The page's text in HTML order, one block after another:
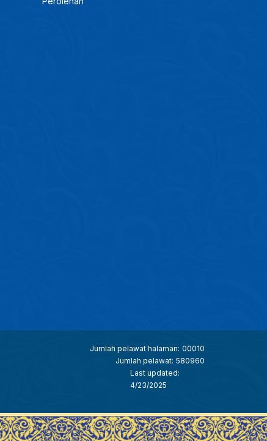
Jumlah pelawat halaman: 00010
Jumlah pelawat: 580960
Last updated:
4/23/2025